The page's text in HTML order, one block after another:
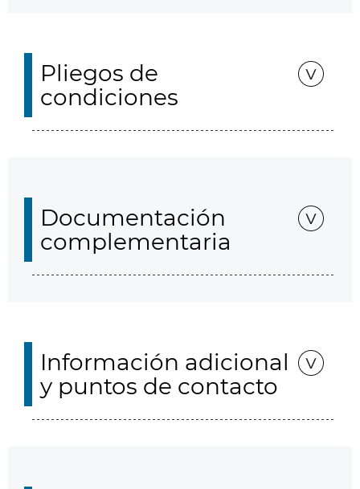
Pliegos de
condiciones
Documentación
complementaria
Información adicional
y puntos de contacto